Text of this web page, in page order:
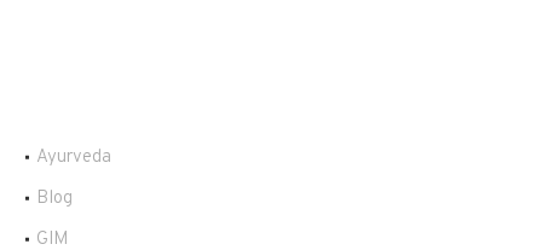
Ayurveda
Blog
GIM